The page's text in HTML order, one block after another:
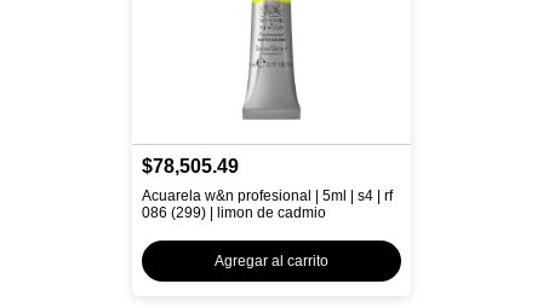
$78,505.49
Acuarela w&n profesional | 5ml | s4 | rf
086 (299) | limon de cadmio
Agregar al carrito